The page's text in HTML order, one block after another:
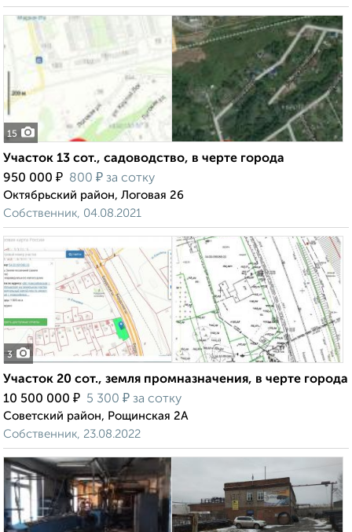
15
Участок 13 сот., садоводство, в черте города
950 000 ₽ 800 ₽ за сотку
Октябрьский район, Логовая 26
Собственник, 04.08.2021
3
Участок 20 сот., земля промназначения, в черте города
10 500 000 ₽ 5 300 ₽ за сотку
Советский район, Рощинская 2А
Собственник, 23.08.2022